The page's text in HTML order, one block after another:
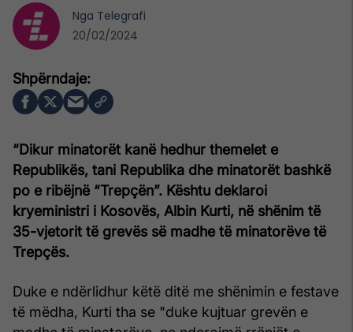
“Dikur minatorët kanë hedhur themelet e
Republikës, tani Republika dhe minatorët bashkë
po e ribëjnë “Trepçën”. Kështu deklaroi
kryeministri i Kosovës, Albin Kurti, në shënim të
35-vjetorit të grevës së madhe të minatorëve të
Trepçës.
Duke e ndërlidhur këtë ditë me shënimin e festave
të mëdha, Kurti tha se "duke kujtuar grevën e
Nga Telegrafi
20/02/2024